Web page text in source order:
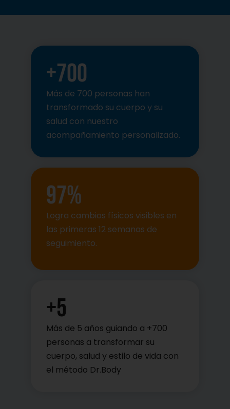
Más de 700 personas han
transformado su cuerpo y su
salud con nuestro
acompañamiento personalizado.
+700
Logra cambios físicos visibles en
las primeras 12 semanas de
seguimiento.
97%
Más de 5 años guiando a +700
personas a transformar su
cuerpo, salud y estilo de vida con
el método Dr.Body
+5